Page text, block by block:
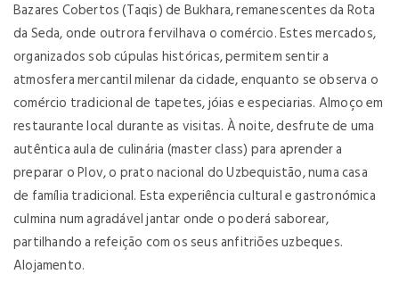
Bazares Cobertos (Taqis) de Bukhara, remanescentes da Rota
da Seda, onde outrora fervilhava o comércio. Estes mercados,
organizados sob cúpulas históricas, permitem sentir a
atmosfera mercantil milenar da cidade, enquanto se observa o
comércio tradicional de tapetes, jóias e especiarias. Almoço em
restaurante local durante as visitas. À noite, desfrute de uma
autêntica aula de culinária (master class) para aprender a
preparar o Plov, o prato nacional do Uzbequistão, numa casa
de família tradicional. Esta experiência cultural e gastronómica
culmina num agradável jantar onde o poderá saborear,
partilhando a refeição com os seus anfitriões uzbeques.
Alojamento.